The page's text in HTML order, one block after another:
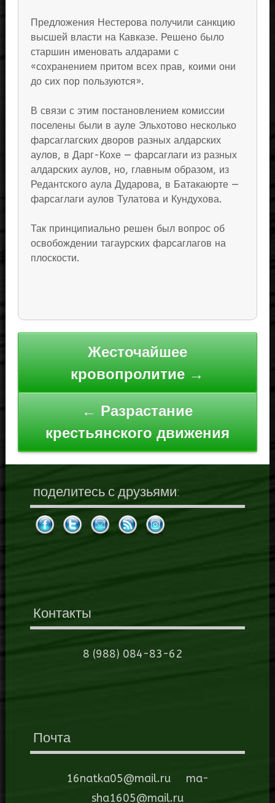
Предложения Нестерова получили санкцию
высшей власти на Кавказе. Решено было
старшин именовать алдарами с
«сохранением притом всех прав, коими они
до сих пор пользуются».
В связи с этим постановлением комиссии
поселены были в ауле Эльхотово несколько
фарсаглагских дворов разных алдарских
аулов, в Дарг-Кохе — фарсаглаги из разных
алдарских аулов, но, главным образом, из
Редантского аула Дударова, в Батакаюрте —
фарсаглаги аулов Тулатова и Кундухова.
Так принципиально решен был вопрос об
освобождении тагаурских фарсаглагов на
плоскости.
Навигация
по
записям
Жесточайшее
кровопролитие →
← Разрастание
крестьянского движения
поделитесь с друзьями:
Контакты
8 (988) 084-83-62
Почта
16natka05@mail.ru ma-
sha1605@mail.ru